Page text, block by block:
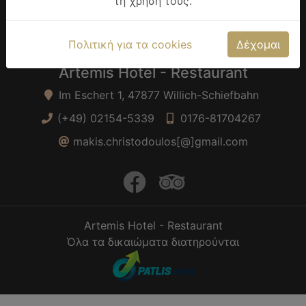
Öffnungszeiten Feiertage: 12.00 Uhr bis 22.00 Uhr
durchgehend nach Vereinbarung.
Artemis Hotel - Restaurant
Im Eschert 1, 47877 Willich-Schiefbahn
(+49) 02154-5339
0176-81704267
makis.christodoulos[@]gmail.com
facebooktrip advisor
Artemis Hotel - Restaurant
Όλα τα δικαιώματα διατηρούνται
Πολιτική για τα cookies Δέχομαι